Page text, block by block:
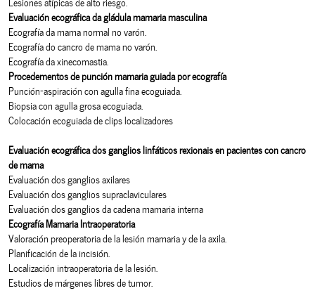
Evaluación ecográfica da gládula mamaria masculina
Ecografía da mama normal no varón.
Ecografía do cancro de mama no varón.
Ecografía da xinecomastia.
Procedementos de punción mamaria guiada por ecografía
Punción-aspiración con agulla fina ecoguiada.
Biopsia con agulla grosa ecoguiada.
Colocación ecoguiada de clips localizadores
Evaluación ecográfica dos ganglios linfáticos rexionais en pacientes con cancro
de mama
Evaluación dos ganglios axilares
Evaluación dos ganglios supraclaviculares
Evaluación dos ganglios da cadena mamaria interna
Ecografía Mamaria Intraoperatoria
Valoración preoperatoria de la lesión mamaria y de la axila.
Planificación de la incisión.
Localización intraoperatoria de la lesión.
Estudios de márgenes libres de tumor.